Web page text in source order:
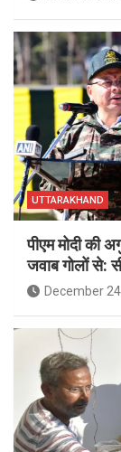
UTTARAKHAND
पीएम मोदी की
जवाब गोलों से:
December